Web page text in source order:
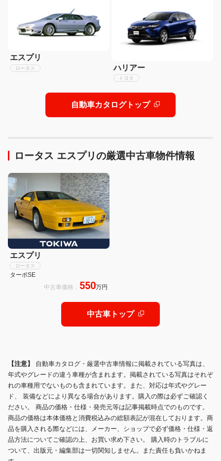
エスプリ
ロータス ハリアー
トヨタ
自動車カタログトップ
ロータス エスプリの厳選中古車物件情報
エスプリ
ロータス
ターボSE
中古車価格： 550万円
中古車トップ
【注意】 自動車カタログ・厳選中古車情報に掲載されている写真は、
年式やグレードの違う車種が含まれます。掲載されている写真はそれぞ
れの車種用でないものも含まれています。また、対応は年式やグレー
ド、 装備などにより異なる場合があります。購入の際は必ずご確認く
ださい。 商品の価格・仕様・発売元等は記事掲載時点でのものです。
商品の価格は本体価格と消費税込みの総額表記が混在しております。商
品を購入される際などには、メーカー、ショップで必ず価格・仕様・返
品方法についてご確認の上、お買い求め下さい。 購入時のトラブルに
ついて、出版元・編集部は一切関知しません。また責任も負いかねま